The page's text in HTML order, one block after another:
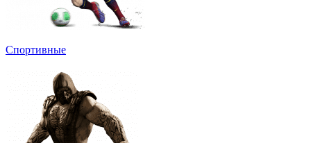
Спортивные